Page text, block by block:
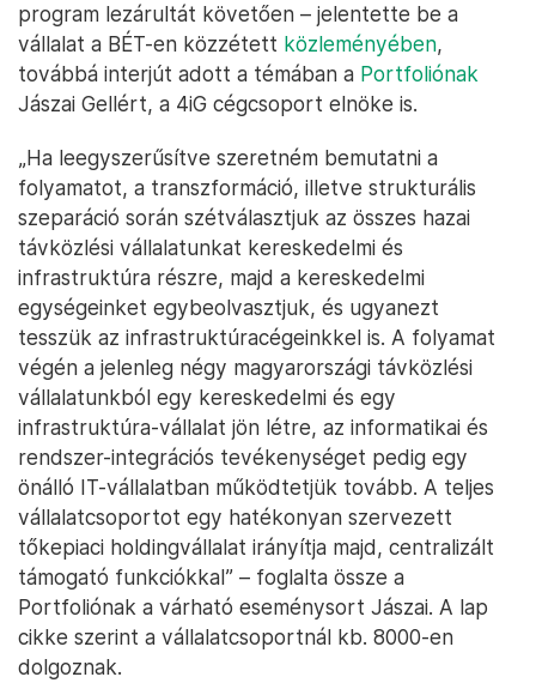
program lezárultát követően – jelentette be a
vállalat a BÉT-en közzétett közleményében,
továbbá interjút adott a témában a Portfoliónak
Jászai Gellért, a 4iG cégcsoport elnöke is.
„Ha leegyszerűsítve szeretném bemutatni a
folyamatot, a transzformáció, illetve strukturális
szeparáció során szétválasztjuk az összes hazai
távközlési vállalatunkat kereskedelmi és
infrastruktúra részre, majd a kereskedelmi
egységeinket egybeolvasztjuk, és ugyanezt
tesszük az infrastruktúracégeinkkel is. A folyamat
végén a jelenleg négy magyarországi távközlési
vállalatunkból egy kereskedelmi és egy
infrastruktúra-vállalat jön létre, az informatikai és
rendszer-integrációs tevékenységet pedig egy
önálló IT-vállalatban működtetjük tovább. A teljes
vállalatcsoportot egy hatékonyan szervezett
tőkepiaci holdingvállalat irányítja majd, centralizált
támogató funkciókkal” – foglalta össze a
Portfoliónak a várható eseménysort Jászai. A lap
cikke szerint a vállalatcsoportnál kb. 8000-en
dolgoznak.